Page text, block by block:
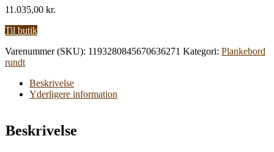
11.035,00 kr.
Til butik
Varenummer (SKU): 1193280845670636271 Kategori: Plankebord
rundt
Beskrivelse
Yderligere information
Beskrivelse